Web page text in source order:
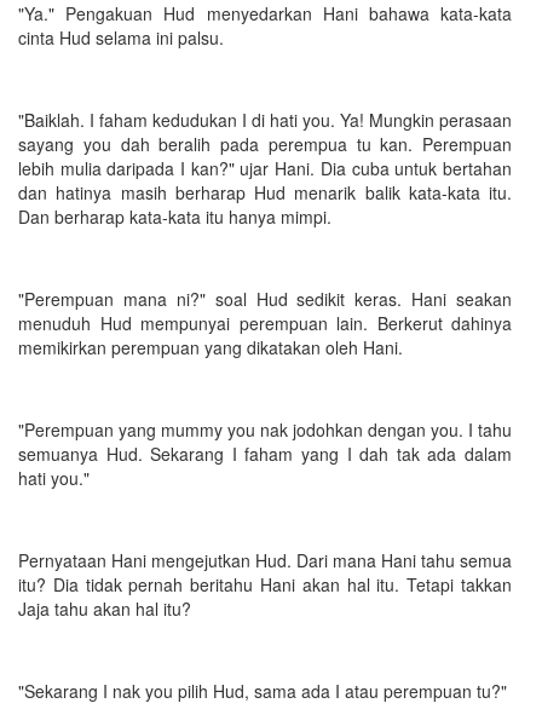
"Ya." Pengakuan Hud menyedarkan Hani bahawa kata-kata
cinta Hud selama ini palsu.
"Baiklah. I faham kedudukan I di hati you. Ya! Mungkin perasaan
sayang you dah beralih pada perempua tu kan. Perempuan
lebih mulia daripada I kan?" ujar Hani. Dia cuba untuk bertahan
dan hatinya masih berharap Hud menarik balik kata-kata itu.
Dan berharap kata-kata itu hanya mimpi.
"Perempuan mana ni?" soal Hud sedikit keras. Hani seakan
menuduh Hud mempunyai perempuan lain. Berkerut dahinya
memikirkan perempuan yang dikatakan oleh Hani.
"Perempuan yang mummy you nak jodohkan dengan you. I tahu
semuanya Hud. Sekarang I faham yang I dah tak ada dalam
hati you."
Pernyataan Hani mengejutkan Hud. Dari mana Hani tahu semua
itu? Dia tidak pernah beritahu Hani akan hal itu. Tetapi takkan
Jaja tahu akan hal itu?
"Sekarang I nak you pilih Hud, sama ada I atau perempuan tu?"